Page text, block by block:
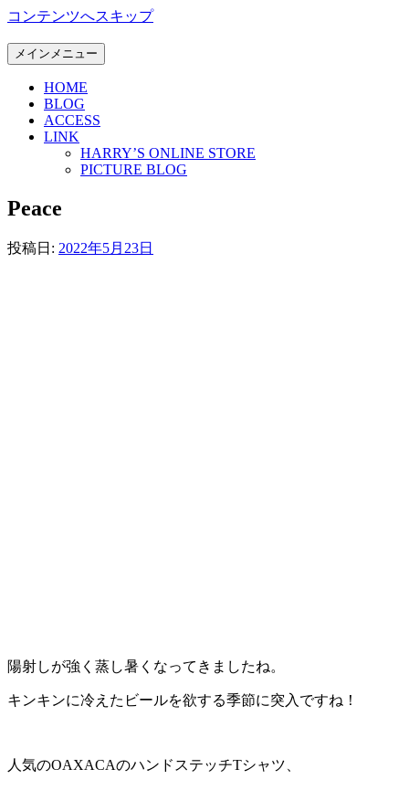
コンテンツへスキップ
メインメニュー
HOME
BLOG
ACCESS
LINK
HARRY’S ONLINE STORE
PICTURE BLOG
Peace
投稿日: 2022年5月23日
陽射しが強く蒸し暑くなってきましたね。
キンキンに冷えたビールを欲する季節に突入ですね！
人気のOAXACAのハンドステッチTシャツ、